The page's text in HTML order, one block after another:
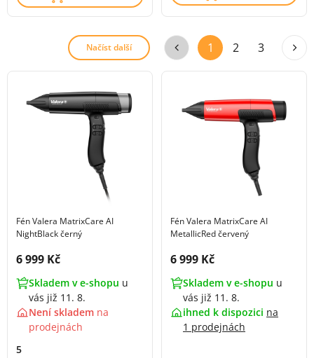
Načíst další 1 2 3
Fén Valera MatrixCare AI
NightBlack černý
Cena s DPH:
6 999 Kč
Skladem v e-shopu u
vás již 11. 8.
Není skladem na
prodejnách
5
Fén Valera MatrixCare AI
MetallicRed červený
Cena s DPH:
6 999 Kč
Skladem v e-shopu u
vás již 11. 8.
ihned k dispozici na
1 prodejnách